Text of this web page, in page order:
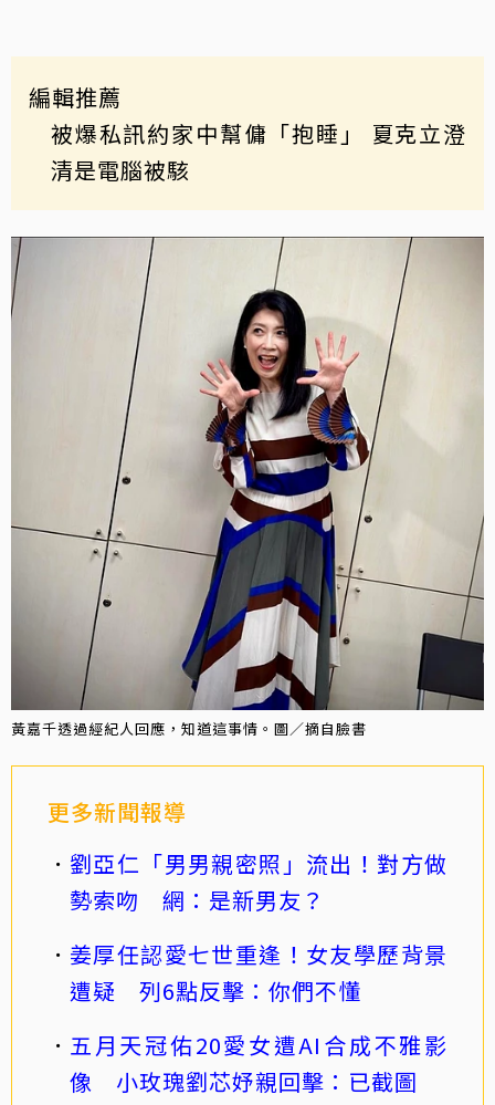
編輯推薦
被爆私訊約家中幫傭「抱睡」 夏克立澄
清是電腦被駭
黃嘉千透過經紀人回應，知道這事情。圖／摘自臉書
更多新聞報導
劉亞仁「男男親密照」流出！對方做
勢索吻 網：是新男友？
姜厚任認愛七世重逢！女友學歷背景
遭疑 列6點反擊：你們不懂
五月天冠佑20愛女遭AI合成不雅影
像 小玫瑰劉芯妤親回擊：已截圖